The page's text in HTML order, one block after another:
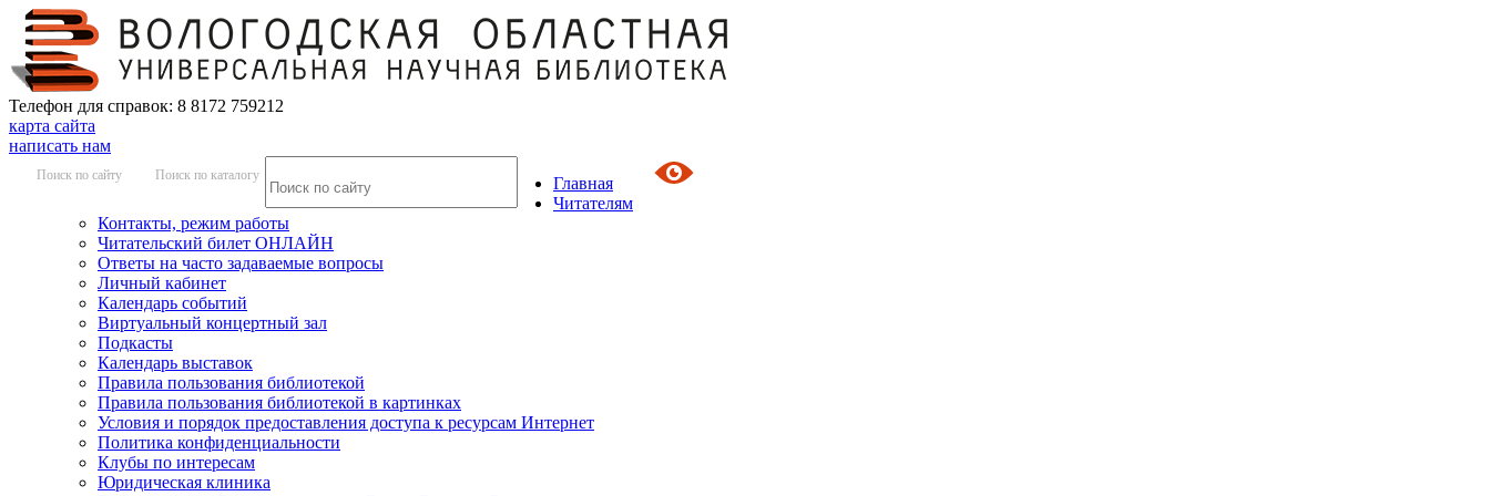
Телефон для справок: 8 8172 759212
карта сайта
написать нам
Поиск по сайту Поиск по каталогу
Главная
Читателям
Контакты, режим работы
Читательский билет ОНЛАЙН
Ответы на часто задаваемые вопросы
Личный кабинет
Календарь событий
Виртуальный концертный зал
Подкасты
Календарь выставок
Правила пользования библиотекой
Правила пользования библиотекой в картинках
Условия и порядок предоставления доступа к ресурсам Интернет
Политика конфиденциальности
Клубы по интересам
Юридическая клиника